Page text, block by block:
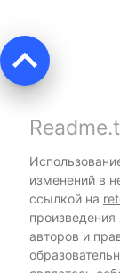
keyboard_arrow_up
изменений в
ссылкой на
авторов и